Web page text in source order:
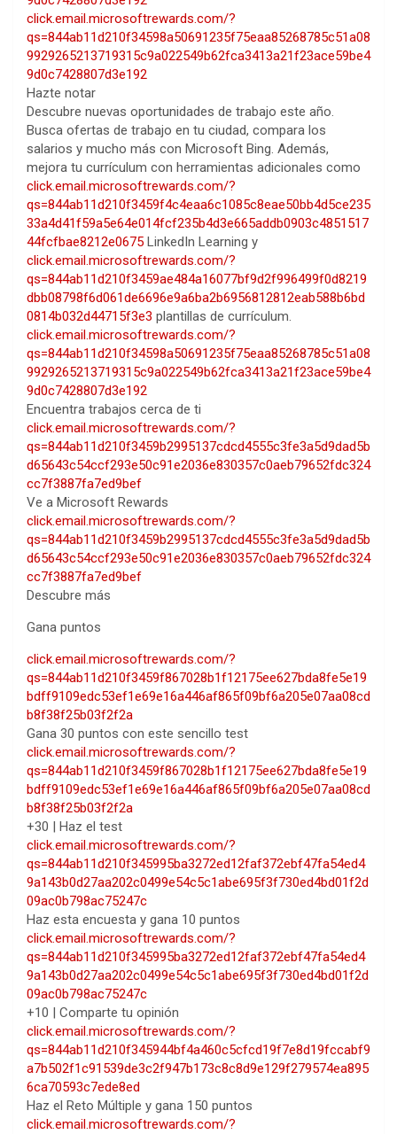
click.email.microsoftrewards.com/?
qs=844ab11d210f34598a50691235f75eaa85268785c51a08
9929265213719315c9a022549b62fca3413a21f23ace59be4
9d0c7428807d3e192
Hazte notar
Descubre nuevas oportunidades de trabajo este año.
Busca ofertas de trabajo en tu ciudad, compara los
salarios y mucho más con Microsoft Bing. Además,
mejora tu currículum con herramientas adicionales como
click.email.microsoftrewards.com/?
qs=844ab11d210f3459f4c4eaa6c1085c8eae50bb4d5ce235
33a4d41f59a5e64e014fcf235b4d3e665addb0903c4851517
44fcfbae8212e0675 LinkedIn Learning y
click.email.microsoftrewards.com/?
qs=844ab11d210f3459ae484a16077bf9d2f996499f0d8219
dbb08798f6d061de6696e9a6ba2b6956812812eab588b6bd
0814b032d44715f3e3 plantillas de currículum.
click.email.microsoftrewards.com/?
qs=844ab11d210f34598a50691235f75eaa85268785c51a08
9929265213719315c9a022549b62fca3413a21f23ace59be4
9d0c7428807d3e192
Encuentra trabajos cerca de ti
click.email.microsoftrewards.com/?
qs=844ab11d210f3459b2995137cdcd4555c3fe3a5d9dad5b
d65643c54ccf293e50c91e2036e830357c0aeb79652fdc324
cc7f3887fa7ed9bef
Ve a Microsoft Rewards
click.email.microsoftrewards.com/?
qs=844ab11d210f3459b2995137cdcd4555c3fe3a5d9dad5b
d65643c54ccf293e50c91e2036e830357c0aeb79652fdc324
cc7f3887fa7ed9bef
Descubre más
Gana puntos
click.email.microsoftrewards.com/?
qs=844ab11d210f3459f867028b1f12175ee627bda8fe5e19
bdff9109edc53ef1e69e16a446af865f09bf6a205e07aa08cd
b8f38f25b03f2f2a
Gana 30 puntos con este sencillo test
click.email.microsoftrewards.com/?
qs=844ab11d210f3459f867028b1f12175ee627bda8fe5e19
bdff9109edc53ef1e69e16a446af865f09bf6a205e07aa08cd
b8f38f25b03f2f2a
+30 | Haz el test
click.email.microsoftrewards.com/?
qs=844ab11d210f345995ba3272ed12faf372ebf47fa54ed4
9a143b0d27aa202c0499e54c5c1abe695f3f730ed4bd01f2d
09ac0b798ac75247c
Haz esta encuesta y gana 10 puntos
click.email.microsoftrewards.com/?
qs=844ab11d210f345995ba3272ed12faf372ebf47fa54ed4
9a143b0d27aa202c0499e54c5c1abe695f3f730ed4bd01f2d
09ac0b798ac75247c
+10 | Comparte tu opinión
click.email.microsoftrewards.com/?
qs=844ab11d210f345944bf4a460c5cfcd19f7e8d19fccabf9
a7b502f1c91539de3c2f947b173c8c8d9e129f279574ea895
6ca70593c7ede8ed
Haz el Reto Múltiple y gana 150 puntos
click.email.microsoftrewards.com/?